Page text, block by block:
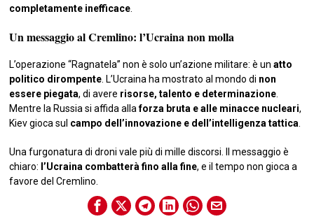
completamente inefficace
Un messaggio al Cremlino: l’Ucraina non molla
L’operazione “Ragnatela” non è solo un’azione militare: è unatto
politico dirompente . L’Ucraina ha mostrato al mondo di non
essere piegata, di avere risorse, talento e determinazione
Mentre la Russia si affida allaforza bruta e alle minacce nucleari,
Kiev gioca sul campo dell’innovazione e dell’intelligenza tattica
Una furgonatura di droni vale più di mille discorsi. Il messaggio è
chiaro: l’Ucraina combatterà fino alla fine, e il tempo non gioca a
favore del Cremlino.